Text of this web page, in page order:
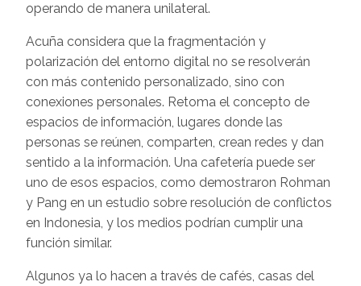
operando de manera unilateral.
Acuña considera que la fragmentación y
polarización del entorno digital no se resolverán
con más contenido personalizado, sino con
conexiones personales. Retoma el concepto de
espacios de información, lugares donde las
personas se reúnen, comparten, crean redes y dan
sentido a la información. Una cafetería puede ser
uno de esos espacios, como demostraron Rohman
y Pang en un estudio sobre resolución de conflictos
en Indonesia, y los medios podrían cumplir una
función similar.
Algunos ya lo hacen a través de cafés, casas del